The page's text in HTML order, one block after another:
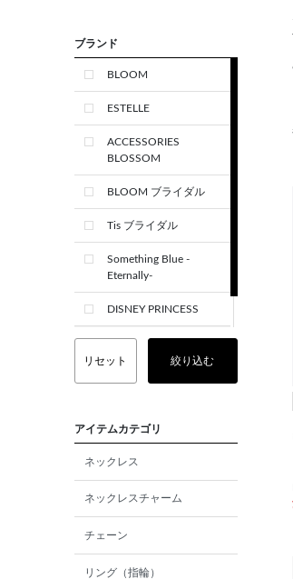
ブランド
BLOOM
ESTELLE
ACCESSORIES
BLOSSOM
BLOOM ブライダル
Tis ブライダル
Something Blue -
Eternally-
DISNEY PRINCESS
CREST+
リセット
絞り込む
アイテムカテゴリ
ネックレス
ネックレスチャーム
チェーン
リング（指輪）